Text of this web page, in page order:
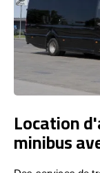
Location
minibus